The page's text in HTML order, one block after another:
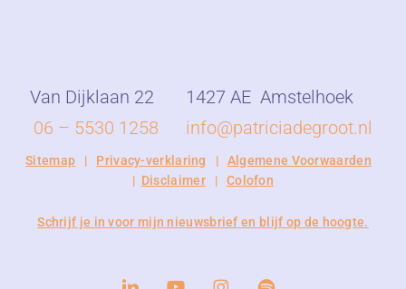
Van Dijklaan 221427 AEAmstelhoek
06 – 5530 1258
info@patriciadegroot.nl
Sitemap | Privacy-verklaring | Algemene Voorwaarden
| Disclaimer| Colofon
Schrijf je in voor mijn nieuwsbrief en blijf op de hoogte.
linkedinyoutubeinstagramspotify